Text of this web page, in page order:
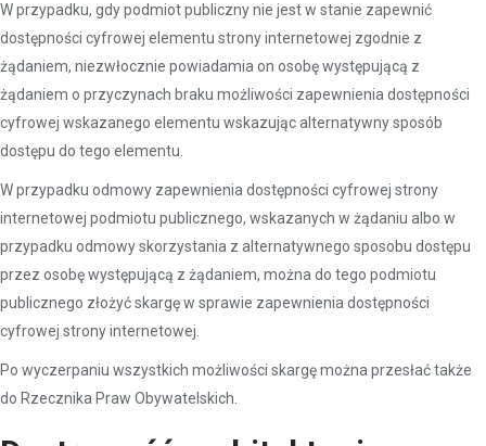
W przypadku, gdy podmiot publiczny nie jest w stanie zapewnić
dostępności cyfrowej elementu strony internetowej zgodnie z
żądaniem, niezwłocznie powiadamia on osobę występującą z
żądaniem o przyczynach braku możliwości zapewnienia dostępności
cyfrowej wskazanego elementu wskazując alternatywny sposób
dostępu do tego elementu.
W przypadku odmowy zapewnienia dostępności cyfrowej strony
internetowej podmiotu publicznego, wskazanych w żądaniu albo w
przypadku odmowy skorzystania z alternatywnego sposobu dostępu
przez osobę występującą z żądaniem, można do tego podmiotu
publicznego złożyć skargę w sprawie zapewnienia dostępności
cyfrowej strony internetowej.
Po wyczerpaniu wszystkich możliwości skargę można przesłać także
do Rzecznika Praw Obywatelskich.